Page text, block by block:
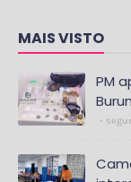
MAIS VISTO
PM